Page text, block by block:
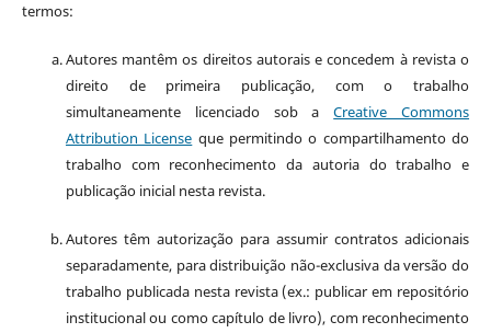
termos:
Autores mantêm os direitos autorais e concedem à revista o
direito de primeira publicação, com o trabalho
simultaneamente licenciado sob aCreative Commons
Attribution License que permitindo o compartilhamento do
trabalho com reconhecimento da autoria do trabalho e
publicação inicial nesta revista.
Autores têm autorização para assumir contratos adicionais
separadamente, para distribuição não-exclusiva da versão do
trabalho publicada nesta revista (ex.: publicar em repositório
institucional ou como capítulo de livro), com reconhecimento